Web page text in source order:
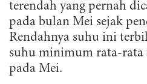
terendah yang pernah
pada bulan Mei sejak
Rendahnya suhu ini
suhu minimum rata-rata
pada Mei.